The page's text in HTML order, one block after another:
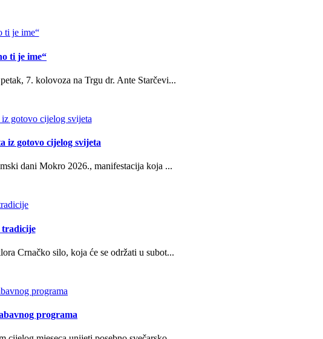
ti je ime“
7. kolovoza na Trgu dr. Ante Starčevi...
iz gotovo cijelog svijeta
dani Mokro 2026., manifestacija koja ...
Crnačko silo, koja će se održati u subot...
programa